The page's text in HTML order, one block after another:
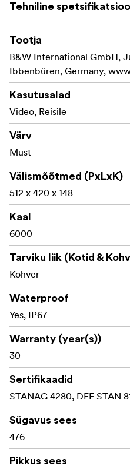
Tehniline
Tootja
B&W International GmbH,
Ibbenbüren, Germany,
Kasutusalad
Video, Reisile
Värv
Must
Välismõõtmed (PxLxK)
512 x 420 x 148
Kaal
6000
Tarviku liik (Kotid &
Kohver
Waterproof
Yes, IP67
Warranty (year(s))
30
Sertifikaadid
STANAG 4280, DEF STAN
Sügavus sees
476
Pikkus sees